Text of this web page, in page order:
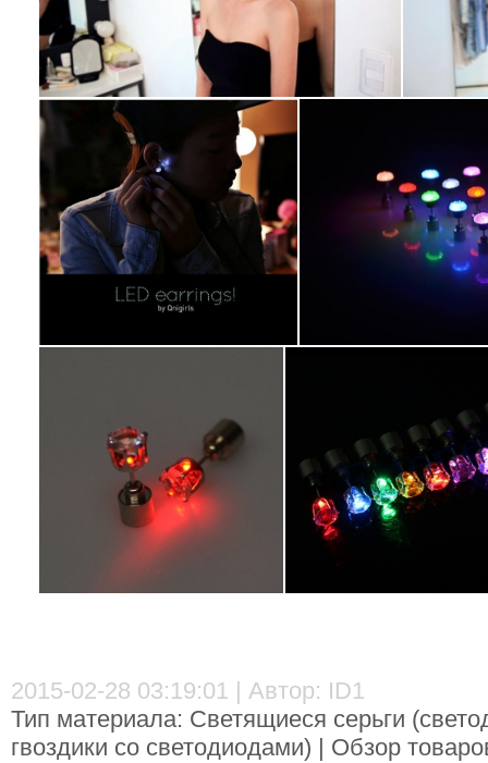
2015-02-28 03:19:01 | Автор: ID1
Тип материала: Светящиеся серьги
гвоздики со светодиодами) | Обзор